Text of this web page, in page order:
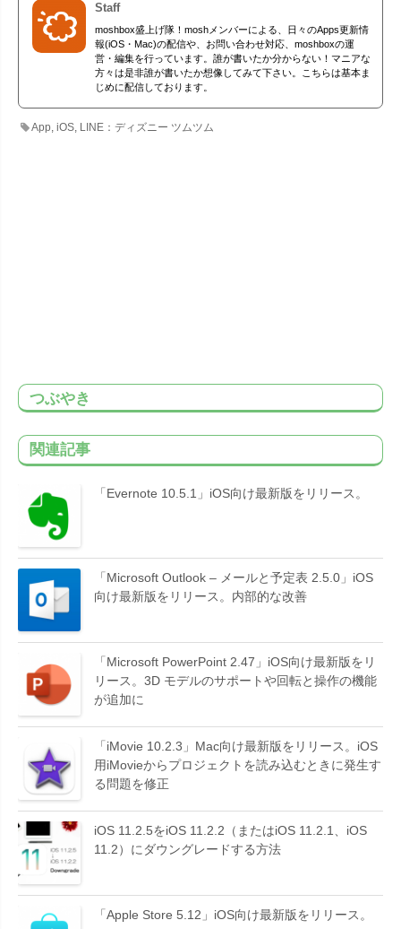
Staff
moshbox盛上げ隊！moshメンバーによる、日々のApps更新情
報(iOS・Mac)の配信や、お問い合わせ対応、moshboxの運
営・編集を行っています。誰が書いたか分からない！マニアな
方々は是非誰が書いたか想像してみて下さい。こちらは基本ま
じめに配信しております。
App ,iOS LINE：ディズニー ツムツム
つぶやき
関連記事
「Evernote 10.5.1」iOS向け最新版をリリース。
「Microsoft Outlook – メールと予定表 2.5.0」iOS
向け最新版をリリース。内部的な改善
「Microsoft PowerPoint 2.47」iOS向け最新版をリ
リース。3D モデルのサポートや回転と操作の機能
が追加に
「iMovie 10.2.3」Mac向け最新版をリリース。iOS
用iMovieからプロジェクトを読み込むときに発生す
る問題を修正
iOS 11.2.5をiOS 11.2.2（またはiOS 11.2.1、iOS
11.2）にダウングレードする方法
「Apple Store 5.12」iOS向け最新版をリリース。